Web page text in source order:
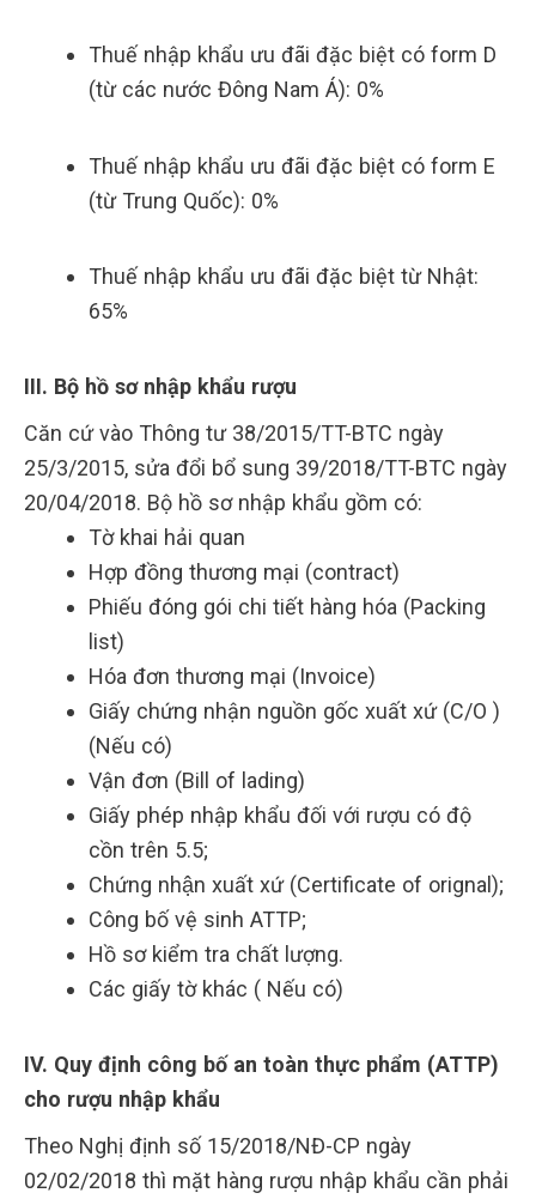
Thuế nhập khẩu ưu đãi đặc biệt có form D
(từ các nước Đông Nam Á): 0%
Thuế nhập khẩu ưu đãi đặc biệt có form E
(từ Trung Quốc): 0%
Thuế nhập khẩu ưu đãi đặc biệt từ Nhật:
65%
III. Bộ hồ sơ nhập khẩu rượu
Căn cứ vào Thông tư 38/2015/TT-BTC ngày
25/3/2015, sửa đổi bổ sung 39/2018/TT-BTC ngày
20/04/2018. Bộ hồ sơ nhập khẩu gồm có:
Tờ khai hải quan
Hợp đồng thương mại (contract)
Phiếu đóng gói chi tiết hàng hóa (Packing
list)
Hóa đơn thương mại (Invoice)
Giấy chứng nhận nguồn gốc xuất xứ (C/O )
(Nếu có)
Vận đơn (Bill of lading)
Giấy phép nhập khẩu đối với rượu có độ
cồn trên 5.5;
Chứng nhận xuất xứ (Certificate of orignal);
Công bố vệ sinh ATTP;
Hồ sơ kiểm tra chất lượng.
Các giấy tờ khác ( Nếu có)
IV. Quy định công bố an toàn thực phẩm (ATTP)
cho rượu nhập khẩu
Theo Nghị định số 15/2018/NĐ-CP ngày
02/02/2018 thì mặt hàng rượu nhập khẩu cần phải